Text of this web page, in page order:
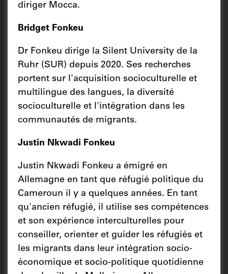
diriger Mocca.
Bridget Fonkeu
Dr Fonkeu dirige la Silent University de la
Ruhr (SUR) depuis 2020. Ses recherches
portent sur l'acquisition socioculturelle et
multilingue des langues, la diversité
socioculturelle et l'intégration dans les
communautés de migrants.
Justin Nkwadi Fonkeu
Justin Nkwadi Fonkeu a émigré en
Allemagne en tant que réfugié politique du
Cameroun il y a quelques années. En tant
qu'ancien réfugié, il utilise ses compétences
et son expérience interculturelles pour
conseiller, orienter et guider les réfugiés et
les migrants dans leur intégration socio-
économique et socio-politique quotidienne